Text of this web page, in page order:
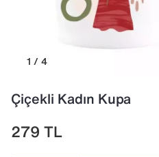
1 / 4
Çiçekli Kadın Kupa
279 TL